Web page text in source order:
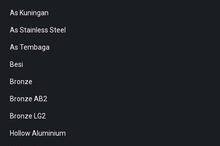
As Kuningan
As Stainless Steel
As Tembaga
Besi
Bronze
Bronze AB2
Bronze LG2
Hollow Aluminium